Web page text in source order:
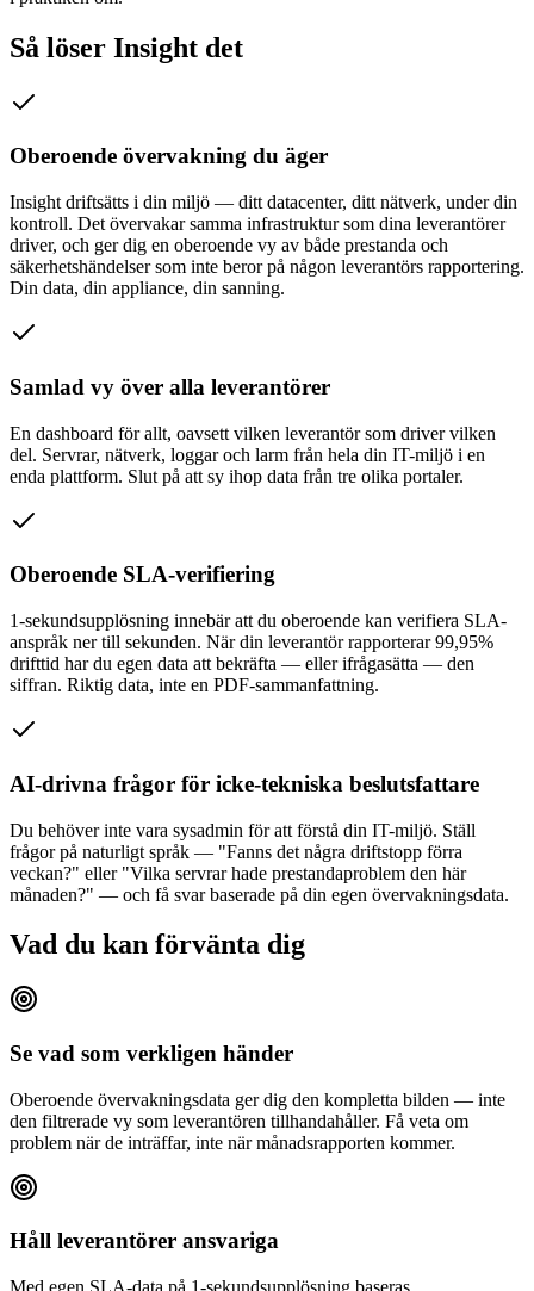
Så löser Insight det
Oberoende övervakning du äger
Insight driftsätts i din miljö — ditt datacenter, ditt nätverk, under din
kontroll. Det övervakar samma infrastruktur som dina leverantörer
driver, och ger dig en oberoende vy av både prestanda och
säkerhetshändelser som inte beror på någon leverantörs rapportering.
Din data, din appliance, din sanning.
Samlad vy över alla leverantörer
En dashboard för allt, oavsett vilken leverantör som driver vilken
del. Servrar, nätverk, loggar och larm från hela din IT-miljö i en
enda plattform. Slut på att sy ihop data från tre olika portaler.
Oberoende SLA-verifiering
1-sekundsupplösning innebär att du oberoende kan verifiera SLA-
anspråk ner till sekunden. När din leverantör rapporterar 99,95%
drifttid har du egen data att bekräfta — eller ifrågasätta — den
siffran. Riktig data, inte en PDF-sammanfattning.
AI-drivna frågor för icke-tekniska beslutsfattare
Du behöver inte vara sysadmin för att förstå din IT-miljö. Ställ
frågor på naturligt språk — "Fanns det några driftstopp förra
veckan?" eller "Vilka servrar hade prestandaproblem den här
månaden?" — och få svar baserade på din egen övervakningsdata.
Vad du kan förvänta dig
Se vad som verkligen händer
Oberoende övervakningsdata ger dig den kompletta bilden — inte
den filtrerade vy som leverantören tillhandahåller. Få veta om
problem när de inträffar, inte när månadsrapporten kommer.
Håll leverantörer ansvariga